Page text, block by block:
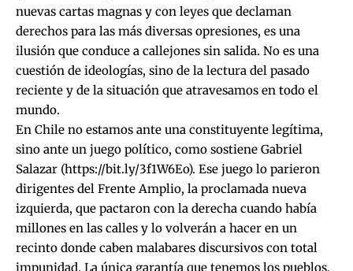
nuevas cartas magnas y con leyes que declaman
derechos para las más diversas opresiones, es una
ilusión que conduce a callejones sin salida. No es una
cuestión de ideologías, sino de la lectura del pasado
reciente y de la situación que atravesamos en todo el
mundo.
En Chile no estamos ante una constituyente legítima,
sino ante un juego político, como sostiene Gabriel
Salazar (https://bit.ly/3f1W6Eo). Ese juego lo parieron
dirigentes del Frente Amplio, la proclamada nueva
izquierda, que pactaron con la derecha cuando había
millones en las calles y lo volverán a hacer en un
recinto donde caben malabares discursivos con total
impunidad. La única garantía que tenemos los pueblos,